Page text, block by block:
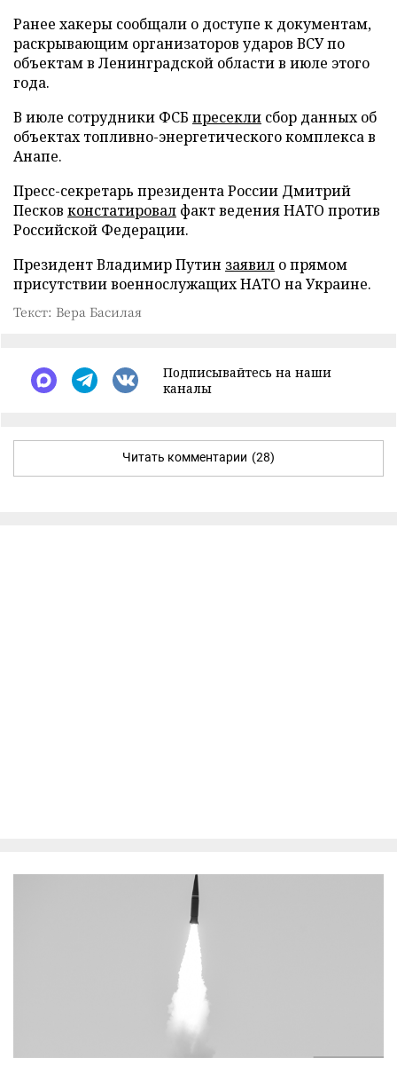
Ранее хакеры сообщали о доступе к документам,
раскрывающим организаторов ударов ВСУ по
объектам в Ленинградской области в июле этого
года.
В июле сотрудники ФСБ пресекли сбор данных об
объектах топливно-энергетического комплекса в
Анапе.
Пресс-секретарь президента России Дмитрий
Песков констатировал факт ведения НАТО против
Российской Федерации.
Президент Владимир Путин заявил о прямом
присутствии военнослужащих НАТО на Украине.
Текст: Вера Басилая
Подписывайтесь на наши
каналы
Читать комментарии (28)